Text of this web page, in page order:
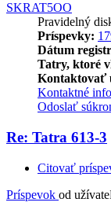
SKRAT5OO
Pravidelný
Príspevky:
Dátum
Tatry, ktoré
Kontaktovať
Kontaktné
Odoslať
Re: Tatra 613-3
Citovať
Príspevok od